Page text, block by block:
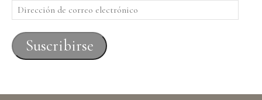
Dirección
de
correo
electrónico
Suscribirse